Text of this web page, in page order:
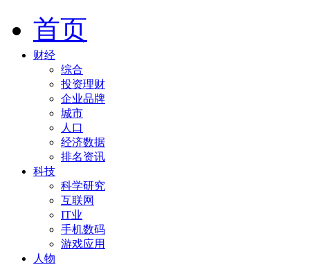
首页
财经
综合
投资理财
企业品牌
城市
人口
经济数据
排名资讯
科技
科学研究
互联网
IT业
手机数码
游戏应用
人物